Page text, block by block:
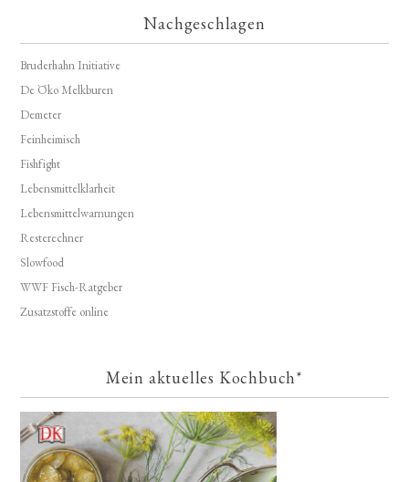
Nachgeschlagen
Bruderhahn Initiative
De Öko Melkburen
Demeter
Feinheimisch
Fishfight
Lebensmittelklarheit
Lebensmittelwarnungen
Resterechner
Slowfood
WWF Fisch-Ratgeber
Zusatzstoffe online
Mein aktuelles Kochbuch*